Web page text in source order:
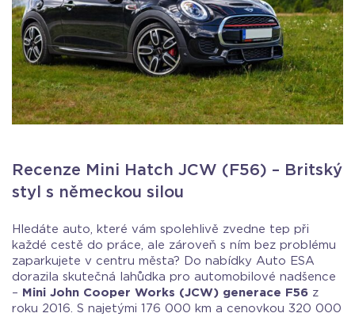
Recenze Mini Hatch JCW (F56) – Britský
styl s německou silou
Hledáte auto, které vám spolehlivě zvedne tep při
každé cestě do práce, ale zároveň s ním bez problému
zaparkujete v centru města? Do nabídky Auto ESA
dorazila skutečná lahůdka pro automobilové nadšence
– Mini John Cooper Works (JCW) generace F56 z
roku 2016. S najetými 176 000 km a cenovkou 320 000